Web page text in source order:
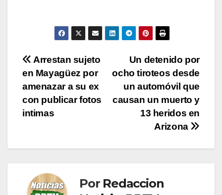
Navegación
de
entradas
Un detenido por
ocho tiroteos desde
un automóvil que
causan un muerto y
13 heridos en
Arizona
Arrestan sujeto
en Mayagüez por
amenazar a su ex
con publicar fotos
intimas
Por Redaccion